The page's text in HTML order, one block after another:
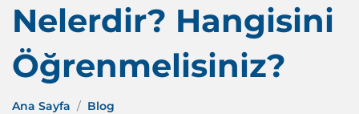
Nelerdir? Hangisini
Öğrenmelisiniz?
Ana Sayfa
Blog